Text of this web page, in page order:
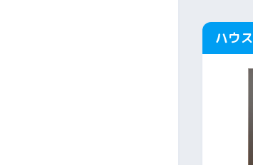
ハウ